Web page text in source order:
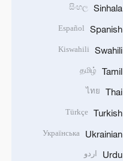
Sinhala
සිංහල
Spanish
Español
Swahili
Kiswahili
Tamil
தமிழ்
Thai
ไทย
Turkish
Türkçe
Ukrainian
Українська
Urdu اردو